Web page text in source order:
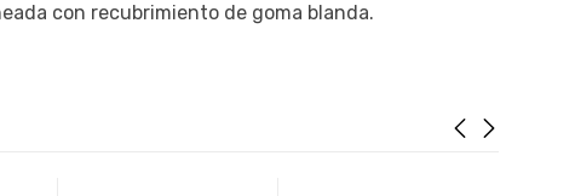
con recubrimiento de goma blanda.